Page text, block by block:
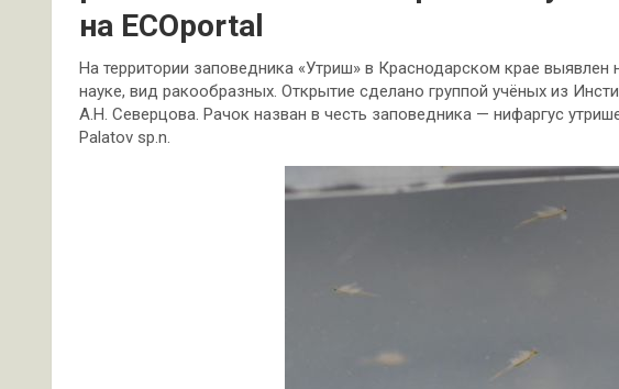
на ECOportal
На территории заповедника «Утриш» в Краснодарском крае
науке, вид ракообразных. Открытие сделано группой учёных из
А.Н. Северцова. Рачок назван в честь заповедника — нифаргус
Palatov sp.n.